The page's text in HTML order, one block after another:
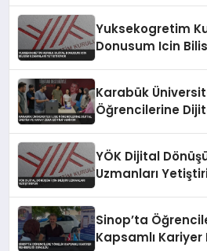
Yuksekogretim
Donusum Icin
Karabük
Öğrencilerine
YÖK Dijital
Uzmanları
Sinop’ta
Kapsamlı